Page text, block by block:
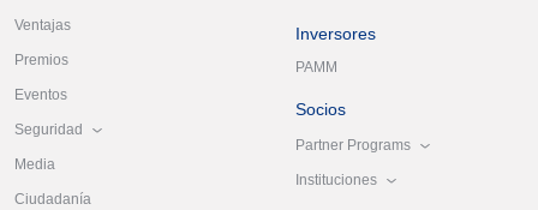
Ventajas
Premios
Eventos
Seguridad
Media
Ciudadanía
Inversores
PAMM
Socios
Partner Programs
Instituciones